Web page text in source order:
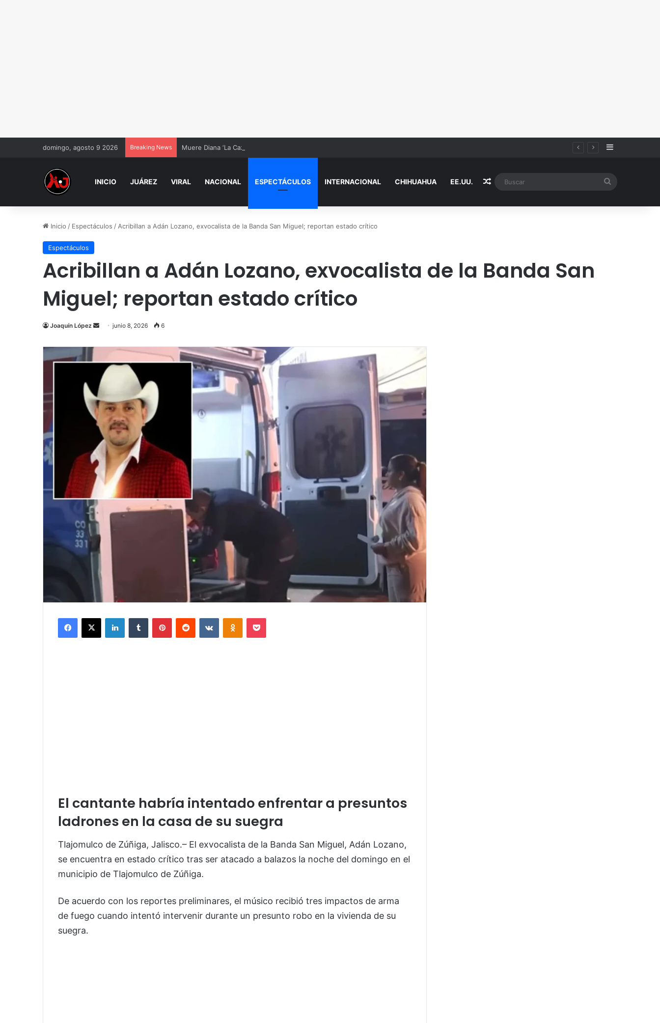
domingo, agosto 9 2026 Breaking News Muere Diana ‘La Cazadora’, leyenda de la lucha libre mexicana Sidebar
INICIO JUÁREZ VIRAL NACIONAL ESPECTÁCULOS INTERNACIONAL CHIHUAHUA EE.UU. Random Article
Inicio / Espectáculos / Acribillan a Adán Lozano, exvocalista de la Banda San Miguel; reportan estado crítico
Espectáculos
Acribillan a Adán Lozano, exvocalista de la Banda San
Miguel; reportan estado crítico
Joaquín López
Send
email
junio 8, 2026 6
Facebook
X LinkedInTumblr PinterestReddit VKontakteOdnoklassniki
Pocket
El cantante habría intentado enfrentar a presuntos
ladrones en la casa de su suegra
Tlajomulco de Zúñiga, Jalisco.– El exvocalista de la Banda San Miguel, Adán Lozano,
se encuentra en estado crítico tras ser atacado a balazos la noche del domingo en el
municipio de Tlajomulco de Zúñiga.
De acuerdo con los reportes preliminares, el músico recibió tres impactos de arma
de fuego cuando intentó intervenir durante un presunto robo en la vivienda de su
suegra.